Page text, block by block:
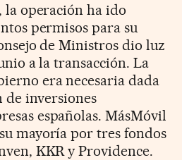
la operación ha ido
permisos para su
de Ministros dio luz
a la transacción. La
era necesaria dada
de inversiones
españolas. MásMóvil
mayoría por tres fondos
KKR y Providence.